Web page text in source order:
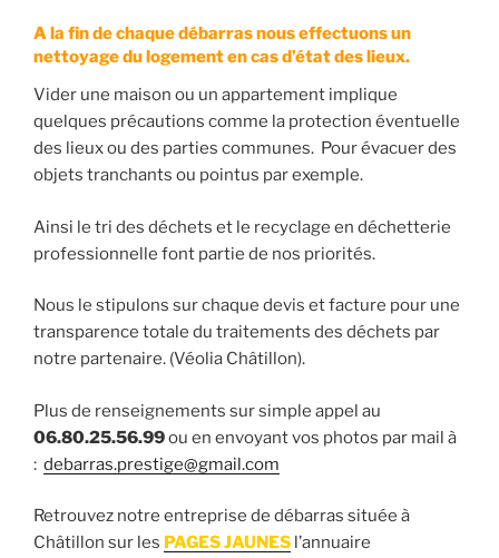
A la fin de chaque débarras nous effectuons un
nettoyage du logement en cas d’état des lieux.
Vider une maison ou un appartement implique
quelques précautions comme la protection éventuelle
des lieux ou des parties communes. Pour évacuer des
objets tranchants ou pointus par exemple.
Ainsi le tri des déchets et le recyclage en déchetterie
professionnelle font partie de nos priorités.
Nous le stipulons sur chaque devis et facture pour une
transparence totale du traitements des déchets par
notre partenaire. (Véolia Châtillon).
​Plus de renseignements sur simple appel au
06.80.25.56.99ou en envoyant vos photos par mail à
: debarras.prestige@gmail.com
Retrouvez notre entreprise de débarras située à
Châtillon sur les PAGES JAUNES l’annuaire